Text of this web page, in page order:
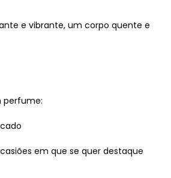
e vibrante, um corpo quente e
perfume:
em que se quer destaque